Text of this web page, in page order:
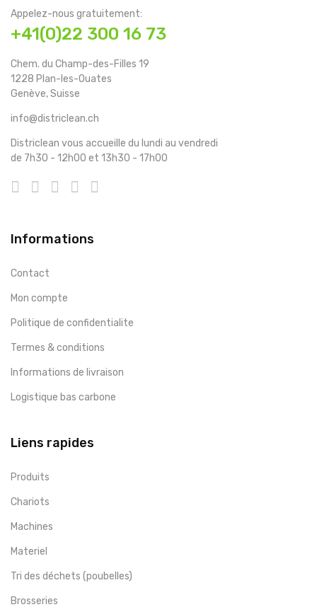
Appelez-nous gratuitement:
+41(0)22 300 16 73
Chem. du Champ-des-Filles 19
1228 Plan-les-Ouates
Genève, Suisse
info@districlean.ch
Districlean vous accueille du lundi au vendredi
de 7h30 - 12h00 et 13h30 - 17h00
Informations
Contact
Mon compte
Politique de confidentialite
Termes & conditions
Informations de livraison
Logistique bas carbone
Liens rapides
Produits
Chariots
Machines
Materiel
Tri des déchets (poubelles)
Brosseries